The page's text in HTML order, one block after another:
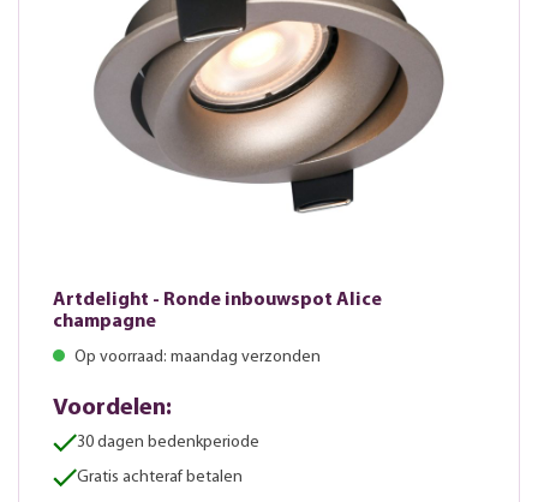
Artdelight - Ronde inbouwspot Alice
champagne
Op voorraad: maandag verzonden
Voordelen:
30 dagen bedenkperiode
Gratis achteraf betalen